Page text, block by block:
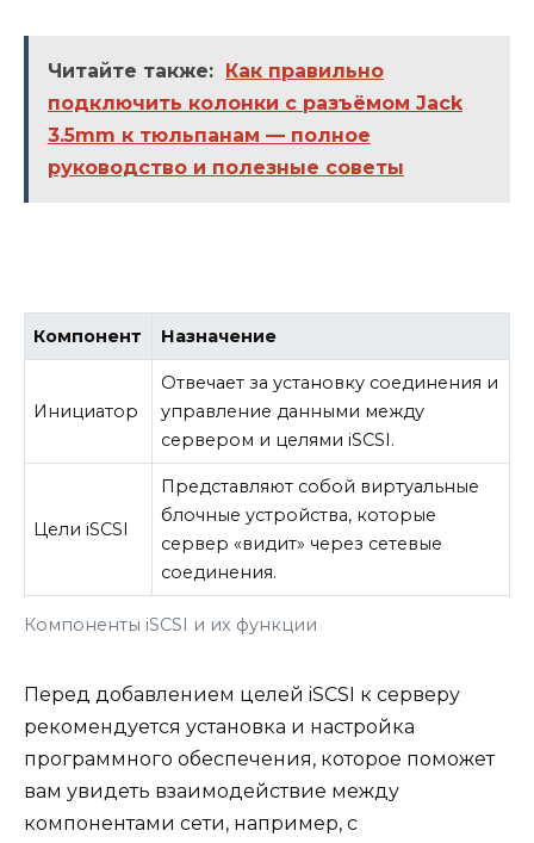
Читайте также: Как правильно
подключить колонки с разъёмом Jack
3.5mm к тюльпанам — полное
руководство и полезные советы
Компоненты iSCSI и их функции
Компонент Назначение
Инициатор
Отвечает за установку соединения и
управление данными между
сервером и целями iSCSI.
Цели iSCSI
Представляют собой виртуальные
блочные устройства, которые
сервер «видит» через сетевые
соединения.
Перед добавлением целей iSCSI к серверу
рекомендуется установка и настройка
программного обеспечения, которое поможет
вам увидеть взаимодействие между
компонентами сети, например, с